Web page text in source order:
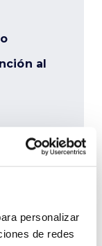
personalizar
de redes
al